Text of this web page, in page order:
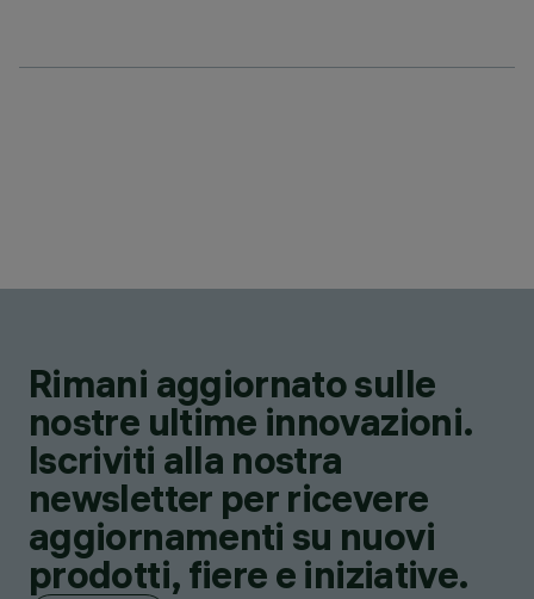
Rimani aggiornato sulle
nostre ultime innovazioni.
Iscriviti alla nostra
newsletter per ricevere
aggiornamenti su nuovi
prodotti, fiere e iniziative.